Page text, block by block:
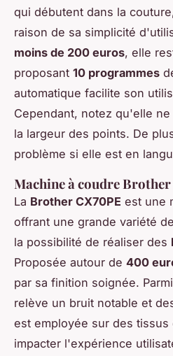
qui débutent dans la
raison de sa simplicité
moins de 200 euros, elle
proposant 10 programmes
automatique facilite son
Cependant, notez qu'elle
la largeur des points. De
problème si elle est en
Machine à coudre Brother
La Brother CX70PE est une
offrant une grande variété
la possibilité de réaliser des
Proposée autour de 400
par sa finition soignée.
relève un bruit notable et
est employée sur des tissus
impacter l'expérience